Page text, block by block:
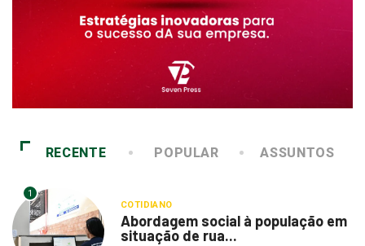
RECENTE POPULAR ASSUNTOS
1
COTIDIANO
Abordagem social à população em
situação de rua...